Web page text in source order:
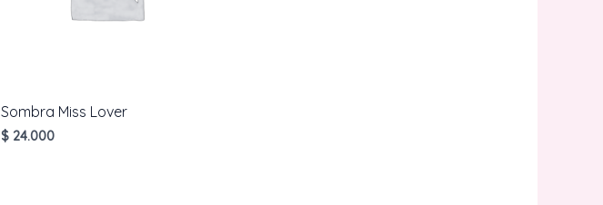
Sombra Miss Lover
$ 24.000